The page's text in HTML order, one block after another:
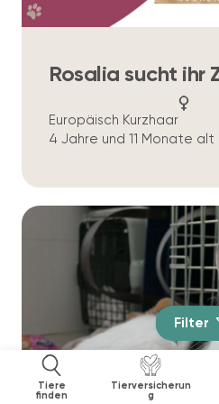
Tiere
finden
Tierversicherun
g
Rosalia sucht ihr
Europäisch Kurzhaar
4 Jahre und 11 Monate alt
Filter